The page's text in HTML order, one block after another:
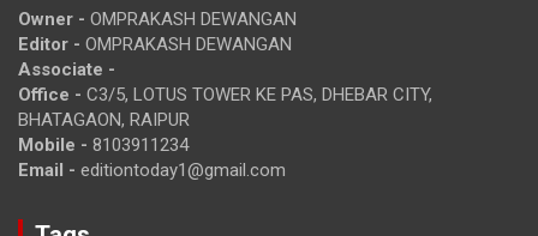
Owner - OMPRAKASH DEWANGAN
Editor - OMPRAKASH DEWANGAN
Associate -
Office - C3/5, LOTUS TOWER KE PAS, DHEBAR CITY,
BHATAGAON, RAIPUR
Mobile - 8103911234
Email - editiontoday1@gmail.com